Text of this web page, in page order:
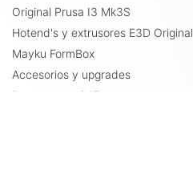
Original Prusa I3 Mk3S
Hotend's y extrusores E3D Original
Mayku FormBox
Accesorios y upgrades
Repuestos y SAT